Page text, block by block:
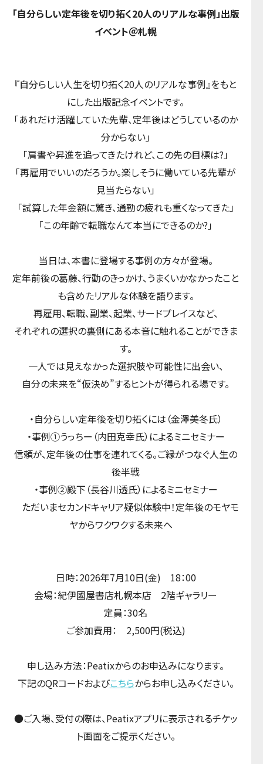
「自分らしい定年後を切り拓く20人のリアルな事例」出版
イベント＠札幌
『自分らしい人生を切り拓く20人のリアルな事例』をもと
にした出版記念イベントです。
「あれだけ活躍していた先輩、定年後はどうしているのか
分からない」
「肩書や昇進を追ってきたけれど、この先の目標は?」
「再雇用でいいのだろうか。楽しそうに働いている先輩が
見当たらない」
「試算した年金額に驚き、通勤の疲れも重くなってきた」
「この年齢で転職なんて本当にできるのか?」
当日は、本書に登場する事例の方々が登場。
定年前後の葛藤、行動のきっかけ、うまくいかなかったこと
も含めたリアルな体験を語ります。
再雇用、転職、副業、起業、サードプレイスなど、
それぞれの選択の裏側にある本音に触れることができま
す。
一人では見えなかった選択肢や可能性に出会い、
自分の未来を“仮決め”するヒントが得られる場です。
・自分らしい定年後を切り拓くには（金澤美冬氏）
・事例①うっちー（内田克幸氏）によるミニセミナー
信頼が、定年後の仕事を連れてくる。ご縁がつなぐ人生の
後半戦
・事例②殿下（長谷川透氏）によるミニセミナー
ただいまセカンドキャリア疑似体験中！定年後のモヤモ
ヤからワクワクする未来へ
日時：2026年7月10日(金) 18：00
会場：紀伊國屋書店札幌本店 2階ギャラリー
定員：30名
ご参加費用： 2,500円(税込)
申し込み方法：Peatixからのお申込みになります。
下記のQRコードおよびこちらからお申し込みください。
●ご入場、受付の際は、Peatixアプリに表示されるチケッ
ト画面をご提示ください。